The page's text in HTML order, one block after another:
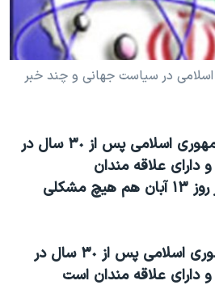
۲۰۲۴
در سياست جهانی و چند خبر
**آيت الله خامنه ای: جمهوری اسلامی پس از ٣٠ سال در
علاقه مندان
است**احمدی مقدم: در روز ١٣ آبان هم هيچ مشکلی
آيت الله خامنه ای: جمهوری اسلامی پس از ٣٠ سال در
دارای علاقه مندان است